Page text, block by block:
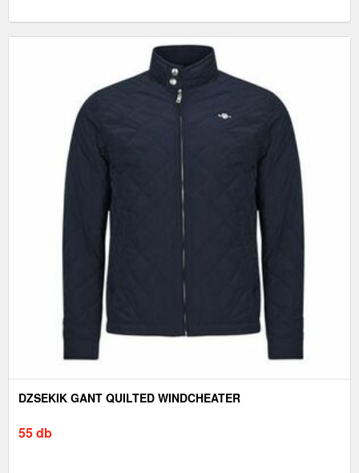
DZSEKIK GANT QUILTED WINDCHEATER
55 db